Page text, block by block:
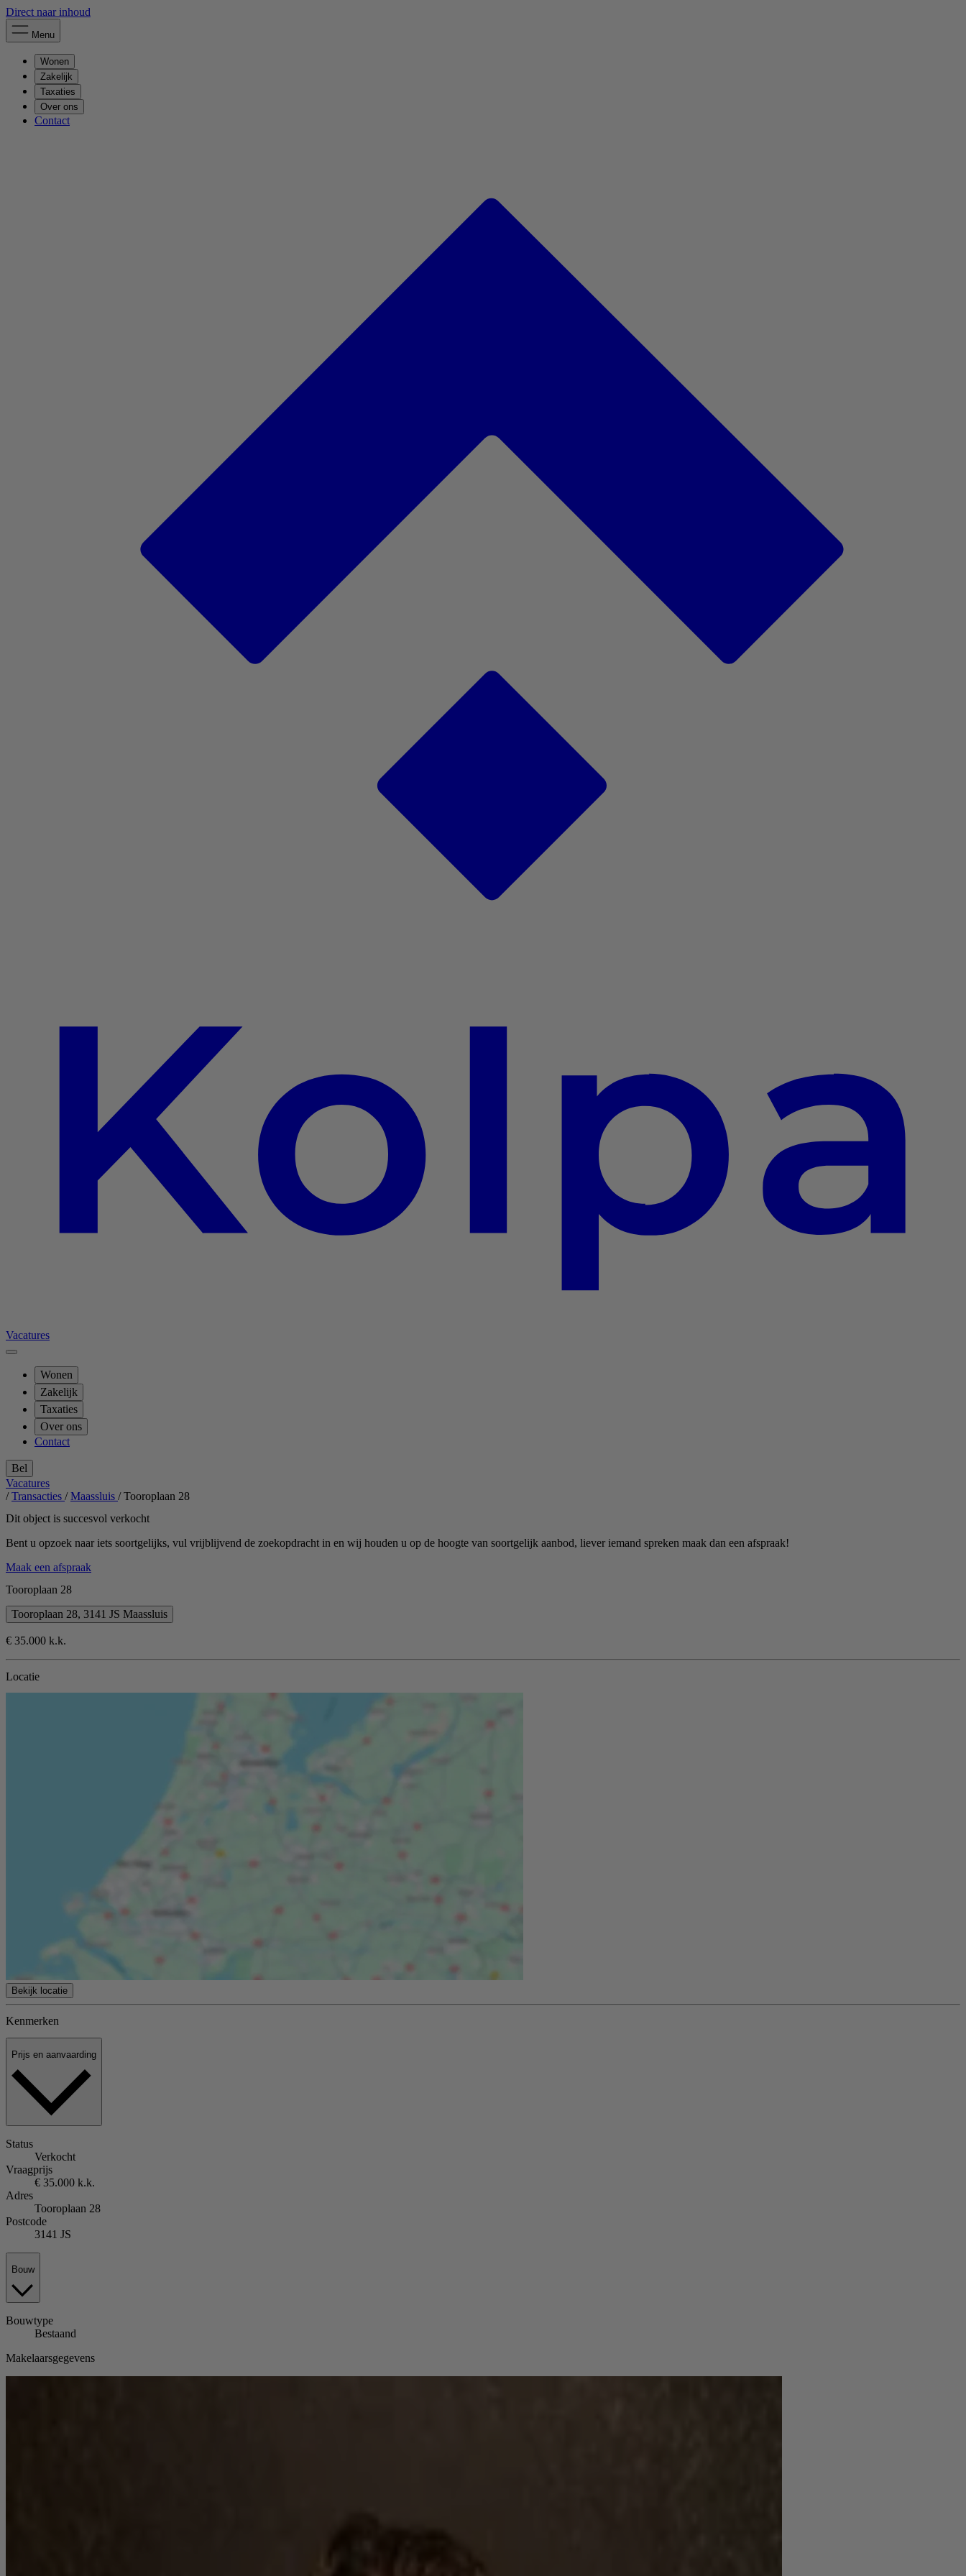
Direct naar inhoud
Menu
Wonen
Zakelijk
Taxaties
Over ons
Contact
Vacatures
Wonen
Zakelijk
Taxaties
Over ons
Contact
Bel
Vacatures
/ Transacties / Maassluis / Tooroplaan 28
Dit object is succesvol verkocht
Bent u opzoek naar iets soortgelijks, vul vrijblijvend de zoekopdracht in en wij houden u op de hoogte van soortgelijk aanbod, liever iemand spreken maak dan een afspraak!
Maak een afspraak
Tooroplaan 28
Tooroplaan 28, 3141 JS Maassluis
€ 35.000 k.k.
Locatie
Bekijk locatie
Kenmerken
Prijs en aanvaarding
Status
Verkocht
Vraagprijs
€ 35.000 k.k.
Adres
Tooroplaan 28
Postcode
3141 JS
Bouw
Bouwtype
Bestaand
Makelaarsgegevens